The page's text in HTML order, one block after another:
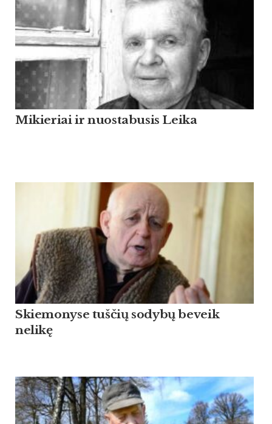
Mikieriai ir nuostabusis Leika
Skiemonyse tuščių sodybų beveik
nelikę